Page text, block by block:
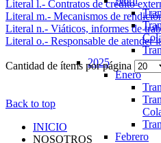
2025
Enero
Febrero
Literal l.- Contratos de crédito
Literal m.- Mecanismos de
Literal n.- Viáticos, informes de
Literal o.- Responsable de atender
Cantidad de ítems por página
Back to top
INICIO
NOSOTROS